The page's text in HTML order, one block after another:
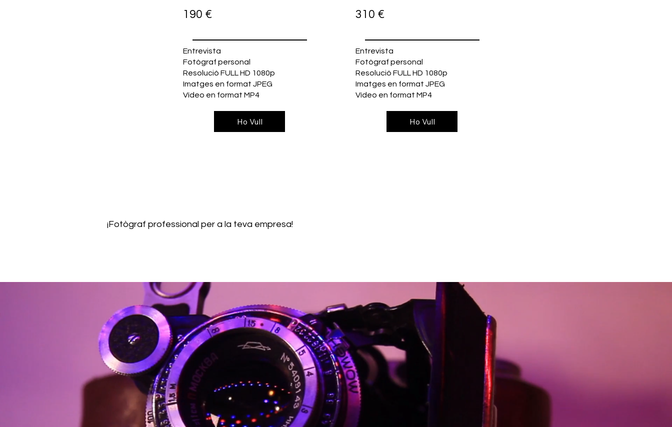
190 €
​Entrevista
Fotògraf personal
Resolució FULL HD 1080p
Imatges en format JPEG
Vídeo en format MP4
Ho Vull
310 €
​Entrevista
Fotògraf personal
Resolució FULL HD 1080p
Imatges en format JPEG
Vídeo en format MP4
Ho Vull
¡Fotògraf professional per a la teva empresa!